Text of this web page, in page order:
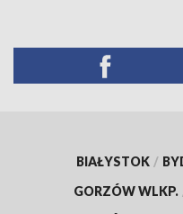
BIAŁYSTOK /
GORZÓW WLKP.